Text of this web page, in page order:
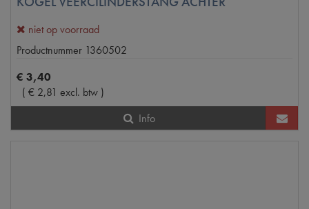
niet op voorraad
Productnummer 1360502
€ 3,40
( € 2,81 excl. btw )
Info